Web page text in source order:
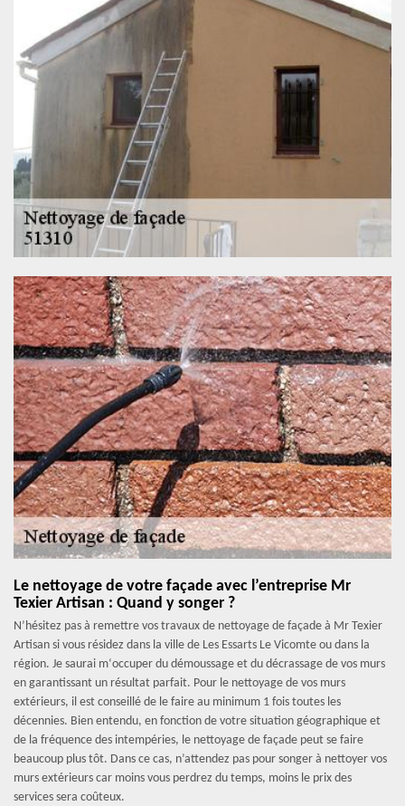
Le nettoyage de votre façade avec l’entreprise Mr
Texier Artisan : Quand y songer ?
N’hésitez pas à remettre vos travaux de nettoyage de façade à Mr Texier
Artisan si vous résidez dans la ville de Les Essarts Le Vicomte ou dans la
région. Je saurai m‘occuper du démoussage et du décrassage de vos murs
en garantissant un résultat parfait. Pour le nettoyage de vos murs
extérieurs, il est conseillé de le faire au minimum 1 fois toutes les
décennies. Bien entendu, en fonction de votre situation géographique et
de la fréquence des intempéries, le nettoyage de façade peut se faire
beaucoup plus tôt. Dans ce cas, n’attendez pas pour songer à nettoyer vos
murs extérieurs car moins vous perdrez du temps, moins le prix des
services sera coûteux.